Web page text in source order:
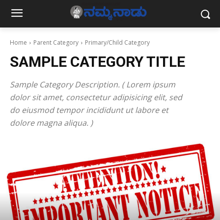
Home Parent Category Primary/Child Category
SAMPLE CATEGORY TITLE
Sample Category Description. ( Lorem ipsum
dolor sit amet, consectetur adipisicing elit, sed
do eiusmod tempor incididunt ut labore et
dolore magna aliqua. )